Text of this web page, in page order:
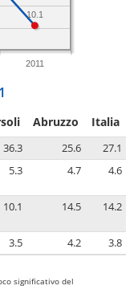
2011
10.1
Abruzzo Italia
36.3 25.6
27.1
5.3 4.7 4.6
10.1 14.5 14.2
3.5 4.2 3.8
significativo del